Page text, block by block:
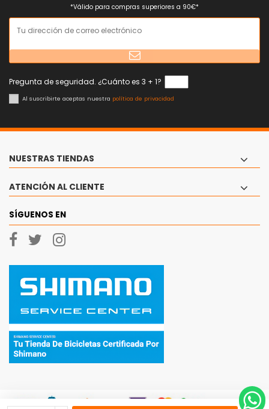
*Válido para compras superiores a 90€*
Pregunta de seguridad. ¿Cuánto es 3 + 1?
Al suscribirte aceptas nuestra política de privacidad
NUESTRAS TIENDAS
ATENCIÓN AL CLIENTE
SÍGUENOS EN